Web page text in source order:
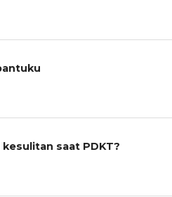
saat PDKT?